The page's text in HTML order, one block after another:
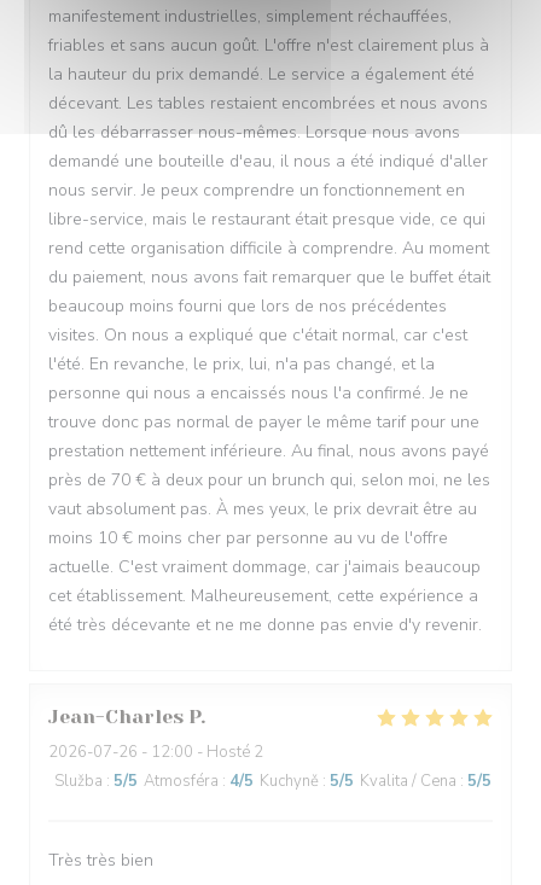
manifestement industrielles, simplement réchauffées,
friables et sans aucun goût. L'offre n'est clairement plus à
la hauteur du prix demandé. Le service a également été
décevant. Les tables restaient encombrées et nous avons
dû les débarrasser nous-mêmes. Lorsque nous avons
demandé une bouteille d'eau, il nous a été indiqué d'aller
nous servir. Je peux comprendre un fonctionnement en
libre-service, mais le restaurant était presque vide, ce qui
rend cette organisation difficile à comprendre. Au moment
du paiement, nous avons fait remarquer que le buffet était
beaucoup moins fourni que lors de nos précédentes
visites. On nous a expliqué que c'était normal, car c'est
l'été. En revanche, le prix, lui, n'a pas changé, et la
personne qui nous a encaissés nous l'a confirmé. Je ne
trouve donc pas normal de payer le même tarif pour une
prestation nettement inférieure. Au final, nous avons payé
près de 70 € à deux pour un brunch qui, selon moi, ne les
vaut absolument pas. À mes yeux, le prix devrait être au
moins 10 € moins cher par personne au vu de l'offre
actuelle. C'est vraiment dommage, car j'aimais beaucoup
cet établissement. Malheureusement, cette expérience a
été très décevante et ne me donne pas envie d'y revenir.
Jean-Charles P
2026-07-26 - 12:00 - Hosté 2
Služba : 5/5 Atmosféra : 4/5 Kuchyně : 5/5 Kvalita / Cena : 5/5
Très très bien